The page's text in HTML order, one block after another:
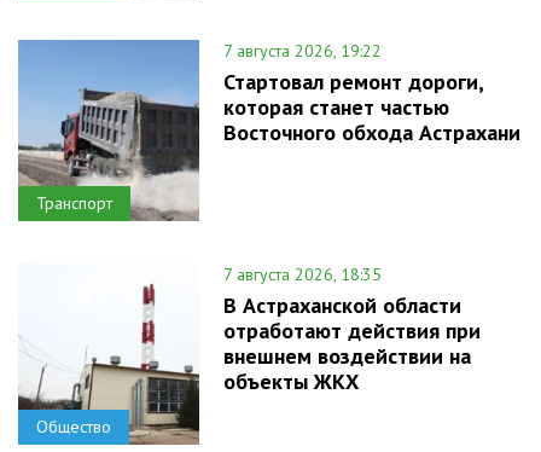
Транспорт
7 августа 2026, 19:22
Стартовал ремонт дороги,
которая станет частью
Восточного обхода Астрахани
Общество
7 августа 2026, 18:35
В Астраханской области
отработают действия при
внешнем воздействии на
объекты ЖКХ